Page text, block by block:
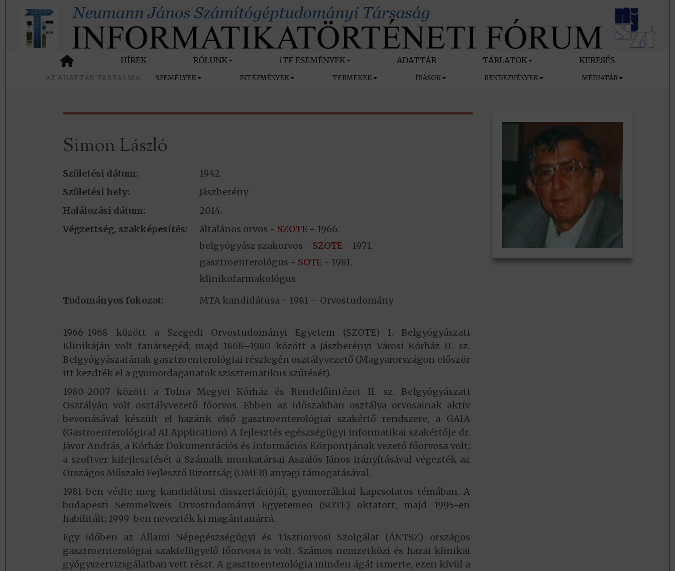
HÍREK RÓLUNK iTF ESEMÉNYEK ADATTÁR TÁRLATOK KERESÉS
SZEMÉLYEK INTÉZMÉNYEK TERMÉKEK ÍRÁSOK RENDEZVÉNYEK MÉDIATÁR
Simon László
Születési dátum:
1942.
Születési hely:
Jászberény
Halálozási dátum:
2014.
Végzettség, szakképesítés:
általános orvos - SZOTE- 1966.
belgyógyász szakorvos - SZOTE- 1971.
gasztroenterológus - SOTE- 1981.
klinikofarmakológus
Tudományos fokozat:
MTA kandidátusa - 1981 – Orvostudomány
1966-1968 között a Szegedi Orvostudományi Egyetem (SZOTE) I. Belgyógyászati
Klinikáján volt tanársegéd; majd 1868–1980 között a Jászberényi Városi Kórház II. sz.
Belgyógyászatának gasztroenterológiai részlegén osztályvezető (Magyarországon először
itt kezdték el a gyomordaganatok szisztematikus szűrését).
1980-2007 között a Tolna Megyei Kórház és Rendelőintézet II. sz. Belgyógyászati
Osztályán volt osztályvezető főorvos. Ebben az időszakban osztálya orvosainak aktív
bevonásával készült el hazánk első gasztroenterológiai szakértő rendszere, a GAIA
(Gastroenterológical AI Application). A fejlesztés egészségügyi informatikai szakértője dr.
Jávor András, a Kórház Dokumentációs és Információs Központjának vezető főorvosa volt;
a szoftver kifejlesztését a Számalk munkatársai Aszalós János irányításával végezték az
Országos Műszaki Fejlesztő Bizottság (OMFB) anyagi támogatásával.
1981-ben védte meg kandidátusi disszertációját, gyomorrákkal kapcsolatos témában. A
budapesti Semmelweis Orvostudományi Egyetemen (SOTE) oktatott, majd 1995-en
habilitált; 1999-ben nevezték ki magántanárrá.
Egy időben az Állami Népegészségügyi és Tisztiorvosi Szolgálat (ÁNTSZ) országos
gasztroenterológiai szakfelügyelő főorvosa is volt. Számos nemzetközi és hazai klinikai
gyógyszervizsgálatban vett részt. A gasztroenterológia minden ágát ismerte, ezen kívül a